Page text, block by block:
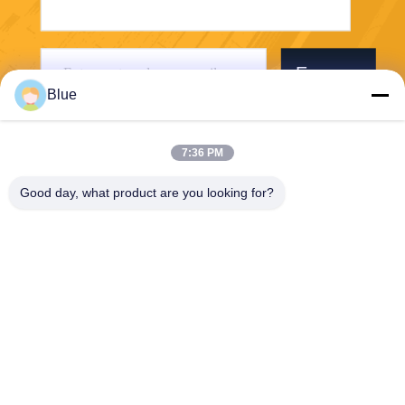
Envoyer
Blue
7:36 PM
Good day, what product are you looking for?